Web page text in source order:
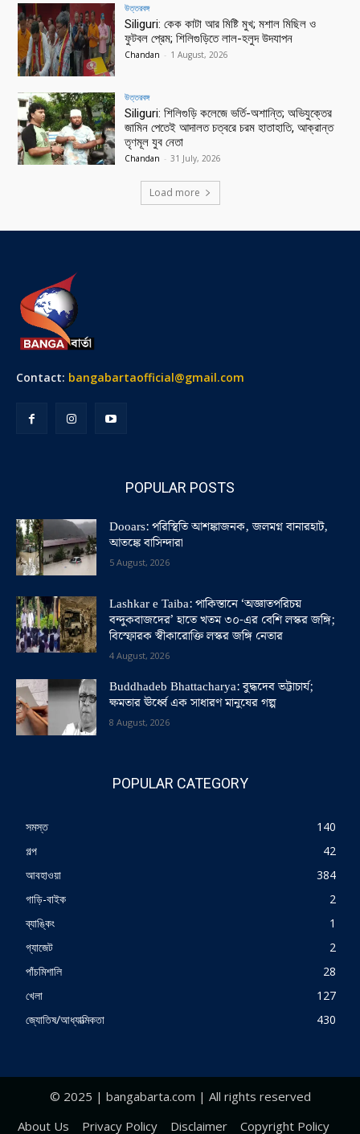
উত্তরবঙ্গ
Siliguri: কেক কাটা আর মিষ্টি মুখ; মশাল মিছিল ও
ফুটবল প্রেম; শিলিগুড়িতে লাল-হলুদ উদযাপন
Chandan - 1 August, 2026
উত্তরবঙ্গ
Siliguri: শিলিগুড়ি কলেজে ভর্তি-অশান্তি; অভিযুক্তের
জামিন পেতেই আদালত চত্বরে চরম হাতাহাতি, আক্রান্ত
তৃণমূল যুব নেতা
Chandan - 31 July, 2026
Load more
Contact: bangabartaofficial@gmail.com
POPULAR POSTS
Dooars: পরিস্থিতি আশঙ্কাজনক, জলমগ্ন বানারহাট,
আতঙ্কে বাসিন্দারা
5 August, 2026
Lashkar e Taiba: পাকিস্তানে ‘অজ্ঞাতপরিচয়
বন্দুকবাজদের’ হাতে খতম ৩০-এর বেশি লস্কর জঙ্গি;
বিস্ফোরক স্বীকারোক্তি লস্কর জঙ্গি নেতার
4 August, 2026
Buddhadeb Bhattacharya: বুদ্ধদেব ভট্টাচার্য;
ক্ষমতার ঊর্ধ্বে এক সাধারণ মানুষের গল্প
8 August, 2026
POPULAR CATEGORY
সমস্ত
140
গল্প
42
আবহাওয়া
384
গাড়ি-বাইক
2
ব্যাঙ্কিং
1
গ্যাজেট
2
পাঁচমিশালি
28
খেলা
127
জ্যোতিষ/আধ্যাত্মিকতা
430
© 2025 | bangabarta.com | All rights reserved
About Us
Privacy Policy Disclaimer Copyright Policy